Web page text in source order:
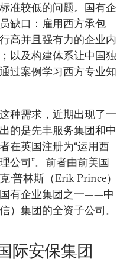
准较低的问题。国有企
缺口：雇用西方承包
高并且强有力的企业内
以及构建体系让中国独
过案例学习西方专业知
种需求，近期出现了一
的是先丰服务集团和中
在英国注册为“运用西
公司”。前者由前美国
普林斯（Erik Prince）
有企业集团之一——中
）集团的全资子公司。
际安保集团